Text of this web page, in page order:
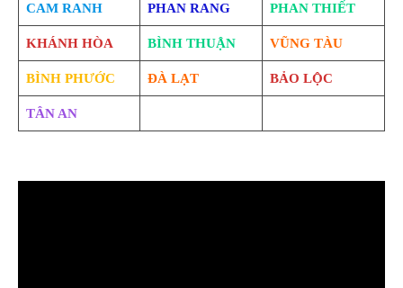
CAM RANH PHAN RANG PHAN THIẾT
KHÁNH HÒA BÌNH THUẬN VŨNG TÀU
BÌNH PHƯỚC ĐÀ LẠT BẢO LỘC
TÂN AN